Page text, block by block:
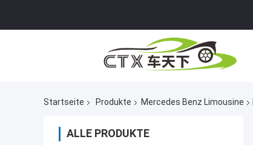
Startseite Produkte Mercedes Benz Limousine
ALLE PRODUKTE